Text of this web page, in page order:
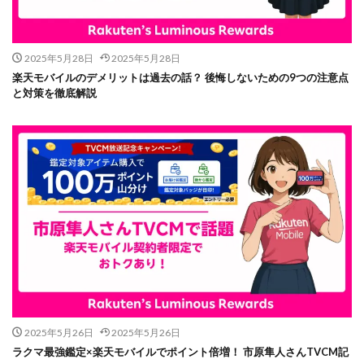
2025年5月28日 2025年5月28日
楽天モバイルのデメリットは過去の話？ 後悔しないための9つの注意点
と対策を徹底解説
2025年5月26日 2025年5月26日
ラクマ最強鑑定×楽天モバイルでポイント倍増！ 市原隼人さんTVCM記